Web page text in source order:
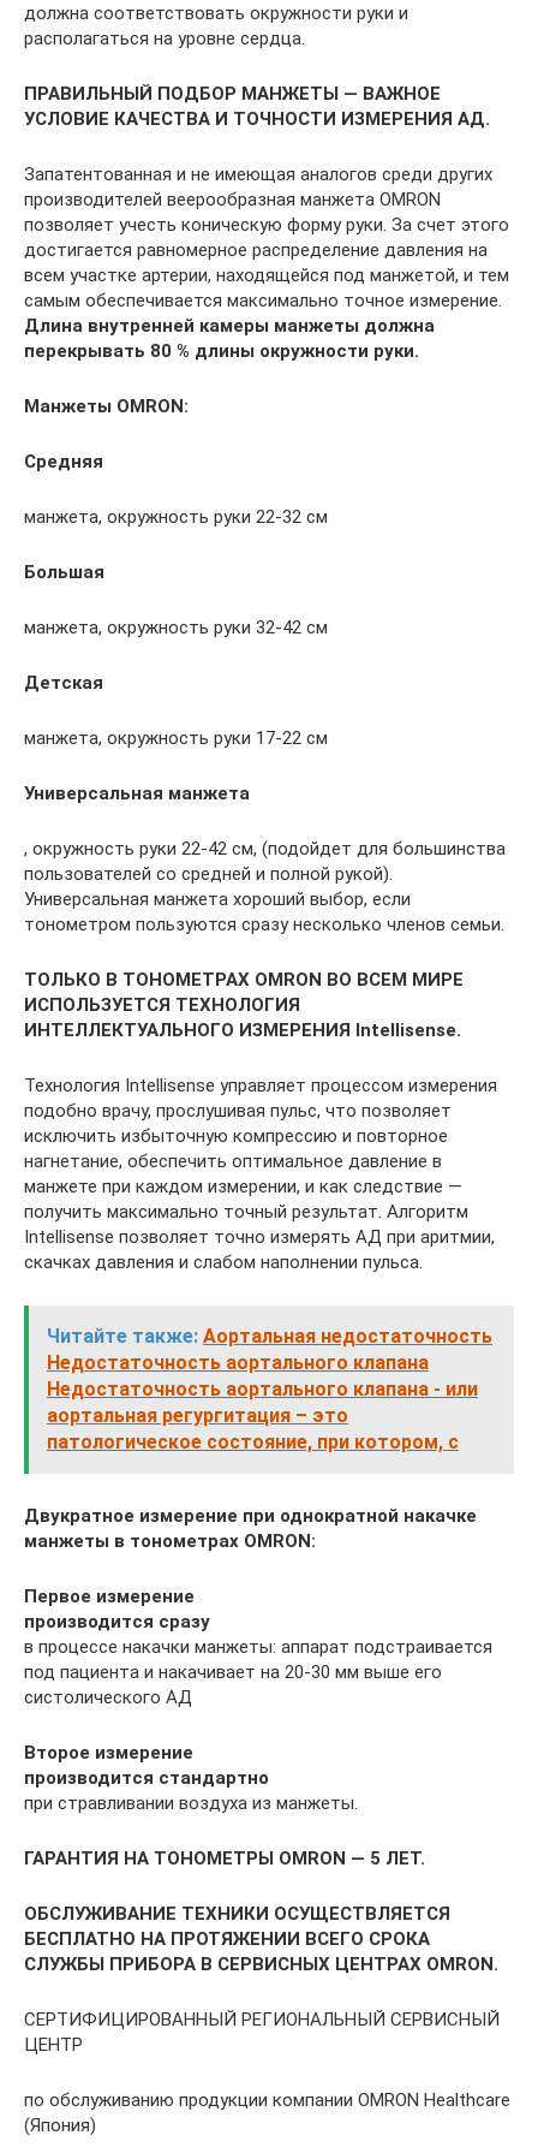
должна соответствовать окружности руки и
располагаться на уровне сердца.
ПРАВИЛЬНЫЙ ПОДБОР МАНЖЕТЫ — ВАЖНОЕ
УСЛОВИЕ КАЧЕСТВА И ТОЧНОСТИ ИЗМЕРЕНИЯ АД.
Запатентованная и не имеющая аналогов среди других
производителей веерообразная манжета OMRON
позволяет учесть коническую форму руки. За счет этого
достигается равномерное распределение давления на
всем участке артерии, находящейся под манжетой, и тем
самым обеспечивается максимально точное измерение.
Длина внутренней камеры манжеты должна
перекрывать 80 % длины окружности руки.
Манжеты OMRON:
Средняя
манжета, окружность руки 22-32 см
Большая
манжета, окружность руки 32-42 см
Детская
манжета, окружность руки 17-22 см
Универсальная манжета
, окружность руки 22-42 см, (подойдет для большинства
пользователей со средней и полной рукой).
Универсальная манжета хороший выбор, если
тонометром пользуются сразу несколько членов семьи.
ТОЛЬКО В ТОНОМЕТРАХ OMRON ВО ВСЕМ МИРЕ
ИСПОЛЬЗУЕТСЯ ТЕХНОЛОГИЯ
ИНТЕЛЛЕКТУАЛЬНОГО ИЗМЕРЕНИЯ Intellisense.
Технология Intellisense управляет процессом измерения
подобно врачу, прослушивая пульс, что позволяет
исключить избыточную компрессию и повторное
нагнетание, обеспечить оптимальное давление в
манжете при каждом измерении, и как следствие —
получить максимально точный результат. Алгоритм
Intellisense позволяет точно измерять АД при аритмии,
скачках давления и слабом наполнении пульса.
Читайте также: Аортальная недостаточность
Недостаточность аортального клапана
Недостаточность аортального клапана - или
аортальная регургитация – это
патологическое состояние, при котором, с
Двукратное измерение при однократной накачке
манжеты в тонометрах OMRON:
Первое измерение
производится сразу
в процессе накачки манжеты: аппарат подстраивается
под пациента и накачивает на 20-30 мм выше его
систолического АД
Второе измерение
производится стандартно
при стравливании воздуха из манжеты.
ГАРАНТИЯ НА ТОНОМЕТРЫ OMRON — 5 ЛЕТ.
ОБСЛУЖИВАНИЕ ТЕХНИКИ ОСУЩЕСТВЛЯЕТСЯ
БЕСПЛАТНО НА ПРОТЯЖЕНИИ ВСЕГО СРОКА
СЛУЖБЫ ПРИБОРА В СЕРВИСНЫХ ЦЕНТРАХ OMRON.
СЕРТИФИЦИРОВАННЫЙ РЕГИОНАЛЬНЫЙ СЕРВИСНЫЙ
ЦЕНТР
по обслуживанию продукции компании OMRON Healthcare
(Япония)